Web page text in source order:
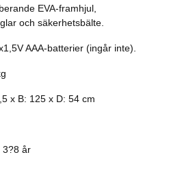
EVA-framhjul,
och säkerhetsbälte.
AAA-batterier (ingår inte).
x B: 125 x D: 54 cm
3?8 år